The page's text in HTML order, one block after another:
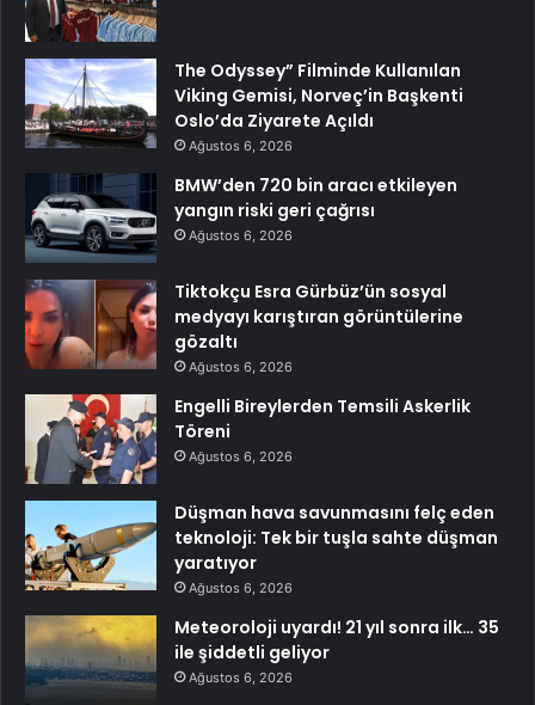
The Odyssey” Filminde Kullanılan
Viking Gemisi, Norveç’in Başkenti
Oslo’da Ziyarete Açıldı
Ağustos 6, 2026
BMW’den 720 bin aracı etkileyen
yangın riski geri çağrısı
Ağustos 6, 2026
Tiktokçu Esra Gürbüz’ün sosyal
medyayı karıştıran görüntülerine
gözaltı
Ağustos 6, 2026
Engelli Bireylerden Temsili Askerlik
Töreni
Ağustos 6, 2026
Düşman hava savunmasını felç eden
teknoloji: Tek bir tuşla sahte düşman
yaratıyor
Ağustos 6, 2026
Meteoroloji uyardı! 21 yıl sonra ilk… 35
ile şiddetli geliyor
Ağustos 6, 2026